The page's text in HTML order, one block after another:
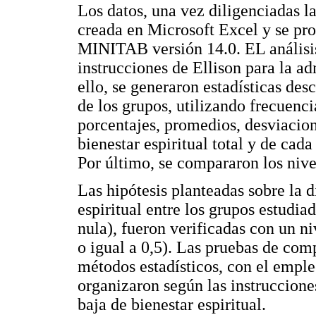
Los datos, una vez diligenciadas
creada en Microsoft Excel y se
MINITAB versión 14.0. EL
instrucciones de Ellison para la
ello, se generaron estadísticas
de los grupos, utilizando
porcentajes, promedios,
bienestar espiritual total y de
Por último, se compararon los
Las hipótesis planteadas sobre la
espiritual entre los grupos
nula), fueron verificadas con un
o igual a 0,5). Las pruebas de
métodos estadísticos, con el
organizaron según las
baja de bienestar espiritual.